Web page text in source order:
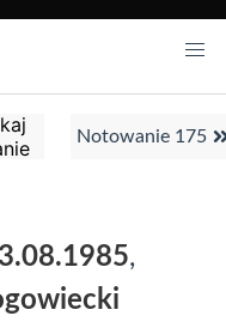
Notowanie 175
3.08.1985,